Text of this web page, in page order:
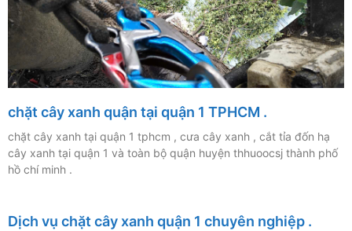
chặt cây xanh quận tại quận 1 TPHCM .
chặt cây xanh tại quận 1 tphcm , cưa cây xanh , cắt tỉa đốn hạ
cây xanh tại quận 1 và toàn bộ quận huyện thhuoocsj thành phố
hồ chí minh .
Dịch vụ chặt cây xanh quận 1 chuyên nghiệp .